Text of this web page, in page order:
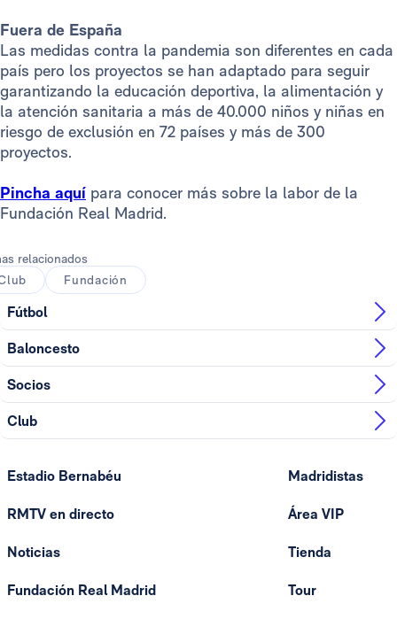
Fuera de España
Las medidas contra la pandemia son diferentes en cada
país pero los proyectos se han adaptado para seguir
garantizando la educación deportiva, la alimentación y
la atención sanitaria a más de 40.000 niños y niñas en
riesgo de exclusión en 72 países y más de 300
proyectos.
Pincha aquí para conocer más sobre la labor de la
Fundación Real Madrid.
relacionados
Fundación
Fútbol
Baloncesto
Socios
Club
Estadio Bernabéu
RMTV en directo
Noticias
Fundación Real Madrid
Madridistas
Área VIP
Tienda
Tour